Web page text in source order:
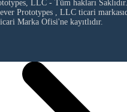
LLC - Tüm hakları Saklıdır.
Prototypes , LLCticari
Marka Ofisi'ne kayıtlıdır.